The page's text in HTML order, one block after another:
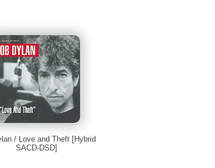
/ Love and Theft [Hybrid
SACD-DSD]